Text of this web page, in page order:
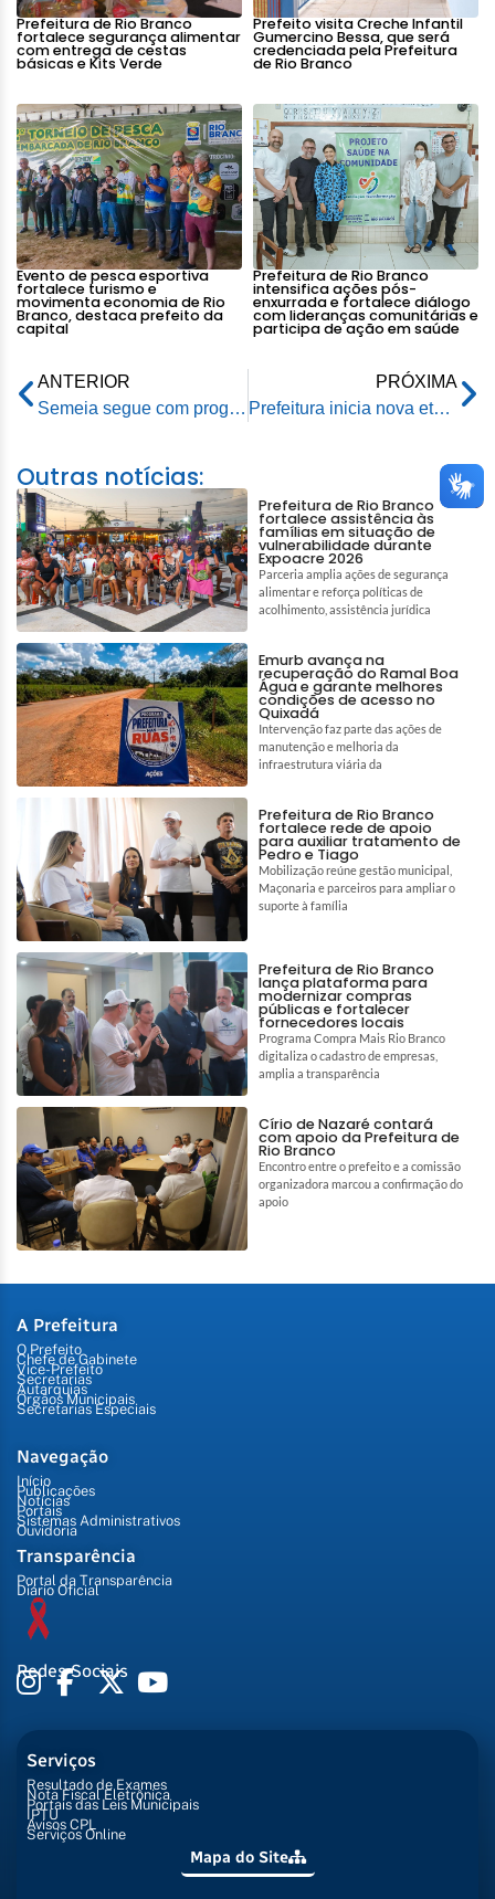
Prefeitura de Rio Branco
fortalece segurança alimentar
com entrega de cestas
básicas e Kits Verde
Prefeito visita Creche Infantil
Gumercino Bessa, que será
credenciada pela Prefeitura
de Rio Branco
Evento de pesca esportiva
fortalece turismo e
movimenta economia de Rio
Branco, destaca prefeito da
capital
Prefeitura de Rio Branco
intensifica ações pós-
enxurrada e fortalece diálogo
com lideranças comunitárias e
participa de ação em saúde
ANTERIOR
Semeia segue com programação de Educação Ambiental para crianças por toda essa semana
PRÓXIMA
Prefeitura inicia nova etapa de formação com professores e coordenadores pedagógicos das escolas de ensino fundamental
Outras notícias:
Prefeitura de Rio Branco
fortalece assistência às
famílias em situação de
vulnerabilidade durante
Expoacre 2026
Parceria amplia ações de segurança
alimentar e reforça políticas de
acolhimento, assistência jurídica
Emurb avança na
recuperação do Ramal Boa
Água e garante melhores
condições de acesso no
Quixadá
Intervenção faz parte das ações de
manutenção e melhoria da
infraestrutura viária da
Prefeitura de Rio Branco
fortalece rede de apoio
para auxiliar tratamento de
Pedro e Tiago
Mobilização reúne gestão municipal,
Maçonaria e parceiros para ampliar o
suporte à família
Prefeitura de Rio Branco
lança plataforma para
modernizar compras
públicas e fortalecer
fornecedores locais
Programa Compra Mais Rio Branco
digitaliza o cadastro de empresas,
amplia a transparência
Círio de Nazaré contará
com apoio da Prefeitura de
Rio Branco
Encontro entre o prefeito e a comissão
organizadora marcou a confirmação do
apoio
A Prefeitura
O Prefeito
Chefe de Gabinete
Vice-Prefeito
Secretarias
Autarquias
Órgãos Municipais
Secretarias Especiais
Navegação
Início
Publicações
Notícias
Portais
Sistemas Administrativos
Ouvidoria
Transparência
Portal da Transparência
Diário Oficial
Redes Sociais
Serviços
Resultado de Exames
Nota Fiscal Eletrônica
Portais das Leis Municipais
IPTU
Avisos CPL
Serviços Online
Mapa do Site